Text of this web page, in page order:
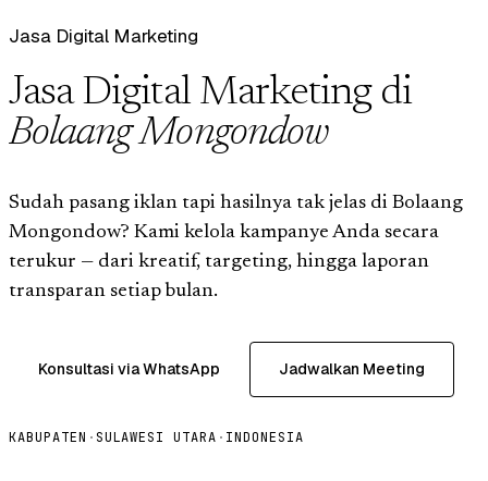
Jasa Digital Marketing
Jasa Digital Marketing di
Bolaang Mongondow
Sudah pasang iklan tapi hasilnya tak jelas di Bolaang
Mongondow? Kami kelola kampanye Anda secara
terukur — dari kreatif, targeting, hingga laporan
transparan setiap bulan.
Konsultasi via WhatsApp Jadwalkan Meeting
KABUPATEN · SULAWESI UTARA · INDONESIA